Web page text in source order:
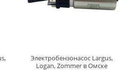
Электробензонасос Largus,
Logan, Zommer в Омске